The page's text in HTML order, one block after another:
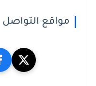
مواقع التواصل